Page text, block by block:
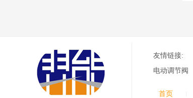
首页
友情链接:
电动调节阀